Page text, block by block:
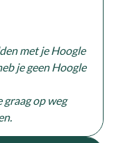
met je Hoogle
je geen Hoogle
graag op weg